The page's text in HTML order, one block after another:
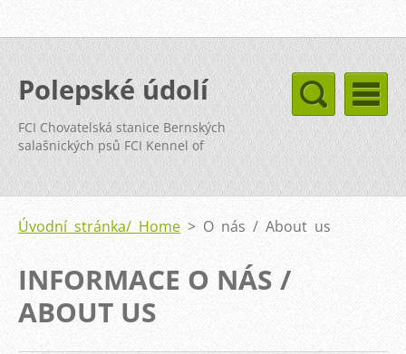
Polepské údolí
FCI Chovatelská stanice Bernských
salašnických psů FCI Kennel of
Bernese Mountain Dog
Úvodní stránka/ Home > O nás / About us
INFORMACE O NÁS /
ABOUT US